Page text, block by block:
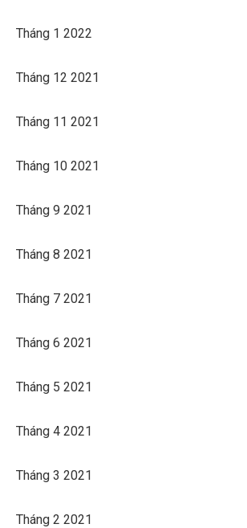
Tháng 1 2022
Tháng 12 2021
Tháng 11 2021
Tháng 10 2021
Tháng 9 2021
Tháng 8 2021
Tháng 7 2021
Tháng 6 2021
Tháng 5 2021
Tháng 4 2021
Tháng 3 2021
Tháng 2 2021